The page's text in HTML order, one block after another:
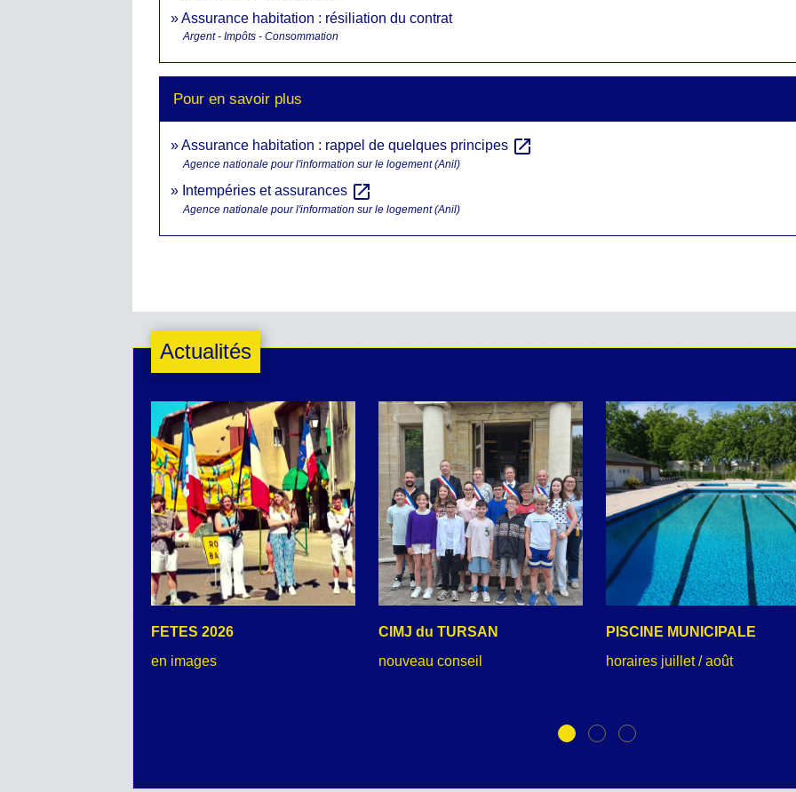
Assurance habitation : résiliation du contrat
Argent - Impôts - Consommation
Pour en savoir plus
Assurance habitation : rappel de quelques principes open_in_new
Agence nationale pour l'information sur le logement (Anil)
Intempéries et assurances open_in_new
Agence nationale pour l'information sur le logement (Anil)
Actualités
FETES 2026
en images
CIMJ du TURSAN
nouveau conseil
PISCINE MUNICIPALE
horaires juillet / août